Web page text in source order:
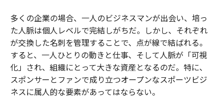
多くの企業の場合、一人のビジネスマンが出会い、培っ
た人脈は個人レベルで完結しがちだ。しかし、それぞれ
が交換した名刺を管理することで、点が線で結ばれる。
すると、一人ひとりの動きと仕事、そして人脈が「可視
化」され、組織にとって大きな資産となるのだ。特に、
スポンサーとファンで成り立つオープンなスポーツビジ
ネスに属人的な要素があってはならない。